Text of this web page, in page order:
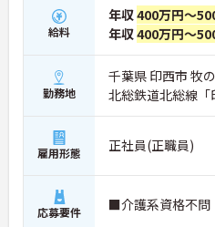
給料
年収400万円～
年収400万円～
勤務地
千葉県 印西市 牧
北総鉄道北総線
雇用形態 正社員(正職員)
応募要件 ■介護系資格不問